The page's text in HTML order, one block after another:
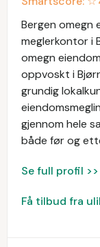
Bergen omegn
meglerkontor i
omegn
oppvoskt i
grundig
gjennom hele
både før og
Se full profil >>
Få tilbud fra